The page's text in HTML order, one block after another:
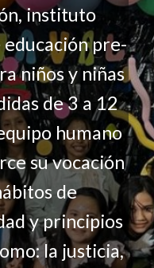
instituto
pre-
niños y niñas
de 3 a 12
humano
su vocación
de
y principios
la justicia,